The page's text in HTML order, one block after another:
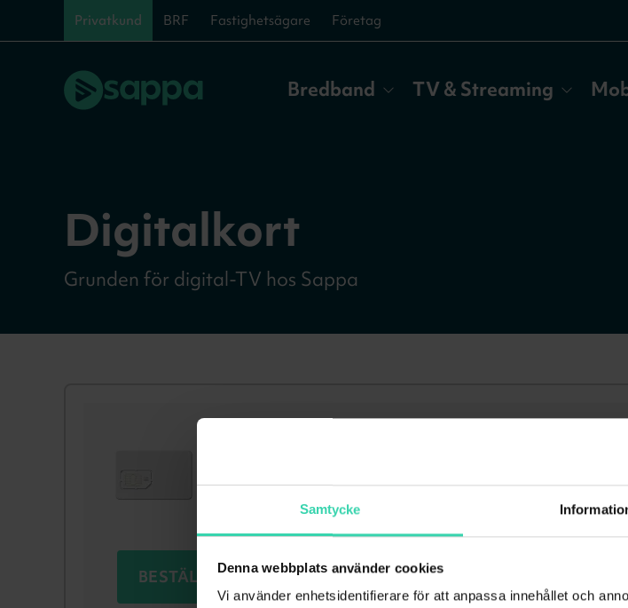
Samtycke
Denna webbplats använder cookies
Vi använder enhetsidentifierare för att anpassa innehållet och
Privatkund BRF Fastighetsägare Företag
Bredband TV & Streaming
Digitalkort
Grunden för digital-TV hos Sappa
BESTÄLL NU